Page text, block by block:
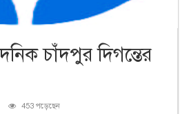
চাঁদপুর দিগন্তের
453 পড়েছেন